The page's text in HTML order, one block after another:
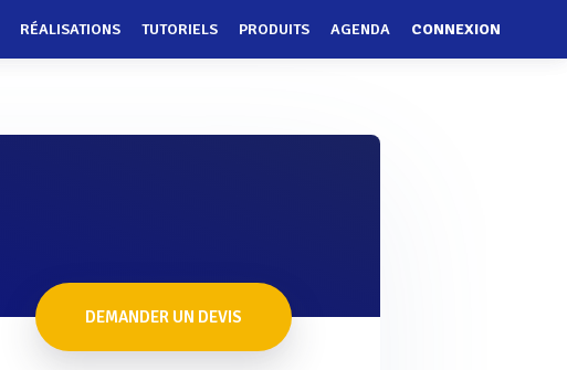
RÉALISATIONS TUTORIELS PRODUITS AGENDA CONNEXION
DEMANDER UN DEVIS